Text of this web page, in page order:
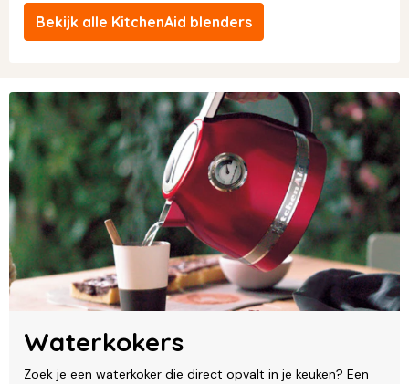
Bekijk alle KitchenAid blenders
Waterkokers
Zoek je een waterkoker die direct opvalt in je keuken? Een